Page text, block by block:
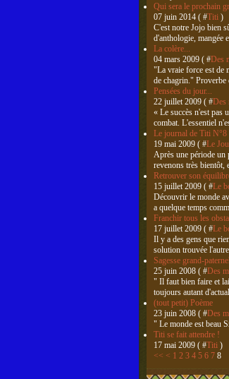
Qui sera le prochain
07 juin 2014 ( #Titi )
C'est notre Jojo bien
d'anthologie, mangée
La colère...
04 mars 2009 ( #Des
"La vraie force est de
de chagrin."
Pensées du jour...
22 juillet 2009 ( #Des
« Le succès n'est pas
combat. L'essentiel
Le journal de Titi
19 mai 2009 ( #Le
Après une période un
revenons très bientôt,
Retrouver son
15 juillet 2009 ( #Le
Découvrir le monde
a quelque temps
Franchir tous les
17 juillet 2009 ( #Le
Il y a des gens que
solution trouvée
Sagesse grand-
25 juin 2008 ( #Des
" Il faut bien faire et
toujours autant
(tout petit) Poème
23 juin 2008 ( #Des
" Le monde est beau
Titi se fait attendre !
17 mai 2009 ( #Titi )
<< < 1 2 3 4 5 6 7 8